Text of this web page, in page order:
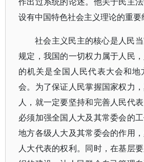
设有中国特色社会主义理论的重要
社会主义民主的核心是人民
规定，我国的一切权力属于人民
的机关是全国人民代表大会和地
会。为了保证人民掌握国家权力
人，就一定要坚持和完善人民代
必须加强全国人大及其常委会的
地方各级人大及其常委会的作用
人大代表的权利。同时，在基层